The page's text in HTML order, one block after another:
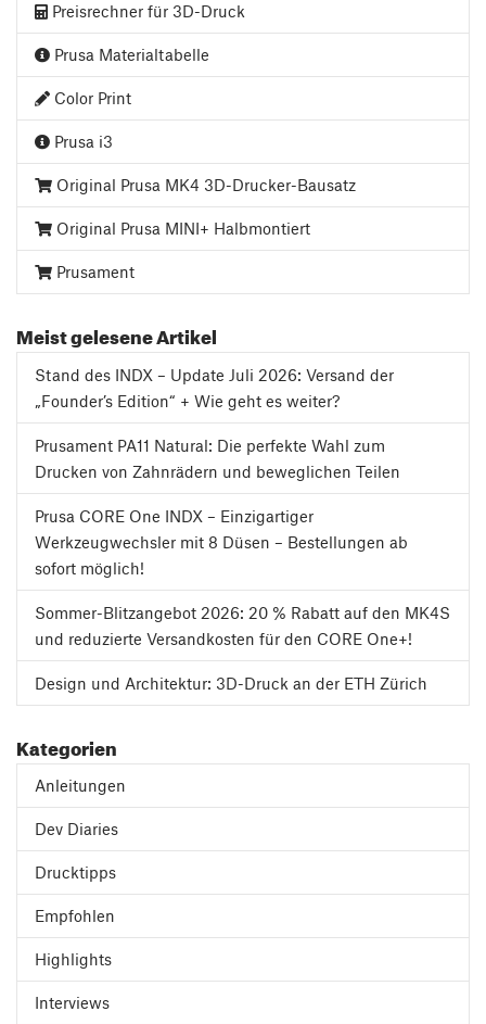
Preisrechner für 3D-Druck
Prusa Materialtabelle
Color Print
Prusa i3
Original Prusa MK4 3D-Drucker-Bausatz
Original Prusa MINI+ Halbmontiert
Prusament
Meist gelesene Artikel
Stand des INDX – Update Juli 2026: Versand der
„Founder’s Edition“ + Wie geht es weiter?
Prusament PA11 Natural: Die perfekte Wahl zum
Drucken von Zahnrädern und beweglichen Teilen
Prusa CORE One INDX – Einzigartiger
Werkzeugwechsler mit 8 Düsen – Bestellungen ab
sofort möglich!
Sommer-Blitzangebot 2026: 20 % Rabatt auf den MK4S
und reduzierte Versandkosten für den CORE One+!
Design und Architektur: 3D-Druck an der ETH Zürich
Kategorien
Anleitungen
Dev Diaries
Drucktipps
Empfohlen
Highlights
Interviews